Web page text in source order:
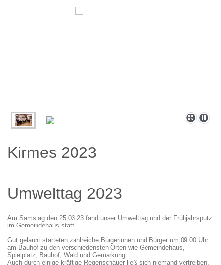
Kirmes 2023
Umwelttag 2023
Am Samstag den 25.03.23 fand unser Umwelttag und der Frühjahrsputz
im Gemeindehaus statt.
Gut gelaunt starteten zahlreiche Bürgerinnen und Bürger um 09:00 Uhr
am Bauhof zu den verschiedensten Orten wie Gemeindehaus,
Spielplatz, Bauhof, Wald und Gemarkung.
Auch durch einige kräftige Regenschauer ließ sich niemand vertreiben,